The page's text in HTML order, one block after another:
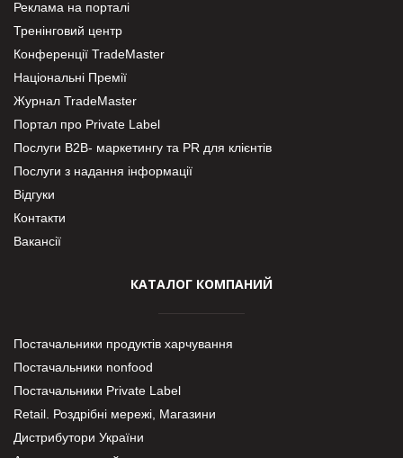
Реклама на порталі
Тренінговий центр
Конференції TradeMaster
Національні Премії
Журнал TradeMaster
Портал про Private Label
Послуги В2В- маркетингу та PR для клієнтів
Послуги з надання інформації
Відгуки
Контакти
Вакансії
КАТАЛОГ КОМПАНИЙ
Постачальники продуктів харчування
Постачальники nonfood
Постачальники Private Label
Retail. Роздрібні мережі, Магазини
Дистрибутори України